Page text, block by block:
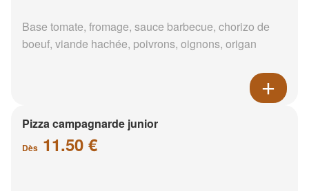
Base tomate, fromage, sauce barbecue, chorizo de
boeuf, viande hachée, poivrons, oignons, origan
Pizza campagnarde junior
Dès 11.50 €